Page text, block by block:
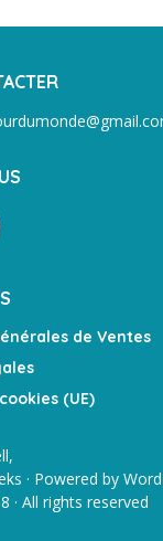
de Ventes
(UE)
· Powered by
· All rights reserved